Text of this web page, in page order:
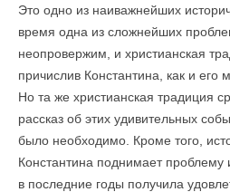
Это одно из наиважнейших
время одна из сложнейших
неопровержим, и христианская
причислив Константина, как и его
Но та же христианская традиция
рассказ об этих удивительных
было необходимо. Кроме того,
Константина поднимает проблему
в последние годы получила